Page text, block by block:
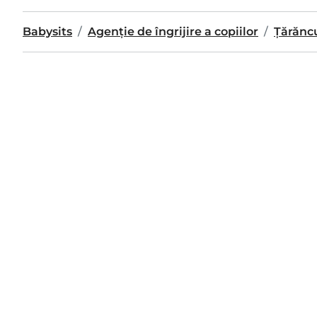
Babysits Agenție de îngrijire a copiilor